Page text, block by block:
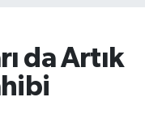
da Artık